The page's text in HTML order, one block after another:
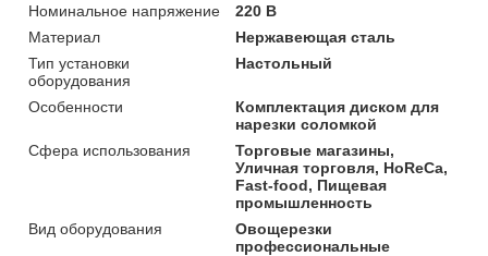
Номинальное напряжение
220 В
Материал
Нержавеющая сталь
Тип установки
оборудования
Настольный
Особенности
Комплектация диском для
нарезки соломкой
Сфера использования
Торговые магазины,
Уличная торговля, HoReCa,
Fast-food, Пищевая
промышленность
Вид оборудования
Овощерезки
профессиональные